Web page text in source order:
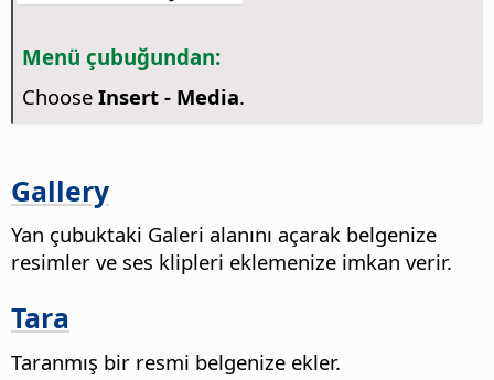
Menü çubuğundan:
Choose Insert - Media.
Gallery
Yan çubuktaki Galeri alanını açarak belgenize
resimler ve ses klipleri eklemenize imkan verir.
Tara
Taranmış bir resmi belgenize ekler.